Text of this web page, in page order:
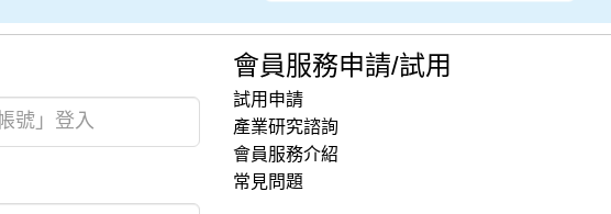
會員服務申請/試用
試用申請
產業研究諮詢
會員服務介紹
常見問題